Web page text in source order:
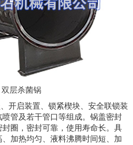
双层杀菌锅
开启装置、锁紧楔块、安全联锁装
管及若干管口等组成。锅盖密封
圈，密封可靠，使用寿命长。具
加热均匀、液料沸腾时间短、加